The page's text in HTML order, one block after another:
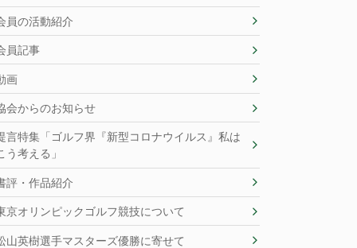
員の活動紹介
員記事
画
会からのお知らせ
言特集「ゴルフ界『新型コロナウイルス』私は
う考える」
評・作品紹介
京オリンピックゴルフ競技について
山英樹選手マスターズ優勝に寄せて